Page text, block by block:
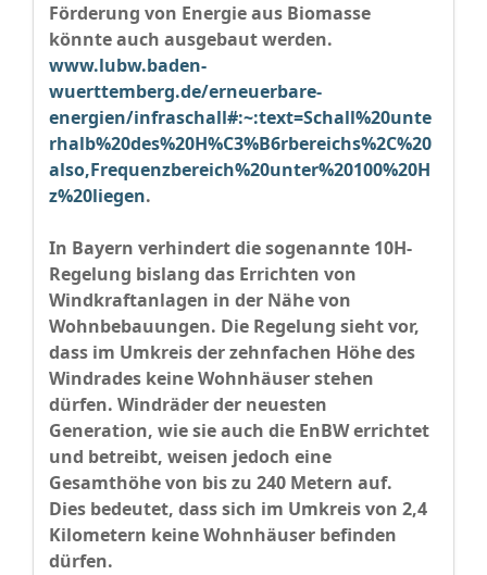
Förderung von Energie aus Biomasse
könnte auch ausgebaut werden.
www.lubw.baden-
wuerttemberg.de/erneuerbare-
energien/infraschall#:~:text=Schall%20unte
rhalb%20des%20H%C3%B6rbereichs%2C%20
also,Frequenzbereich%20unter%20100%20H
z%20liegen.
In Bayern verhindert die sogenannte 10H-
Regelung bislang das Errichten von
Windkraftanlagen in der Nähe von
Wohnbebauungen. Die Regelung sieht vor,
dass im Umkreis der zehnfachen Höhe des
Windrades keine Wohnhäuser stehen
dürfen. Windräder der neuesten
Generation, wie sie auch die EnBW errichtet
und betreibt, weisen jedoch eine
Gesamthöhe von bis zu 240 Metern auf.
Dies bedeutet, dass sich im Umkreis von 2,4
Kilometern keine Wohnhäuser befinden
dürfen.